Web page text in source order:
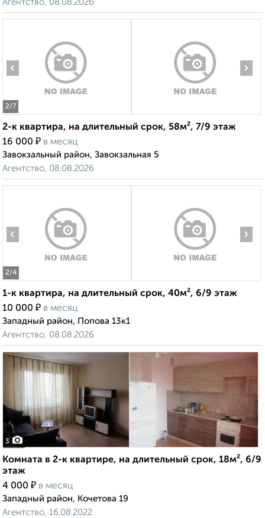
Агентство, 08.08.2026
2/7
‹ ›
2-к квартира, на длительный срок, 58м², 7/9 этаж
16 000 ₽ в месяц
Завокзальный район, Завокзальная 5
Агентство, 08.08.2026
2/4
‹ ›
1-к квартира, на длительный срок, 40м², 6/9 этаж
10 000 ₽ в месяц
Западный район, Попова 13к1
Агентство, 08.08.2026
3
Комната в 2-к квартире, на длительный срок, 18м², 6/9
этаж
4 000 ₽ в месяц
Западный район, Кочетова 19
Агентство, 16.08.2022